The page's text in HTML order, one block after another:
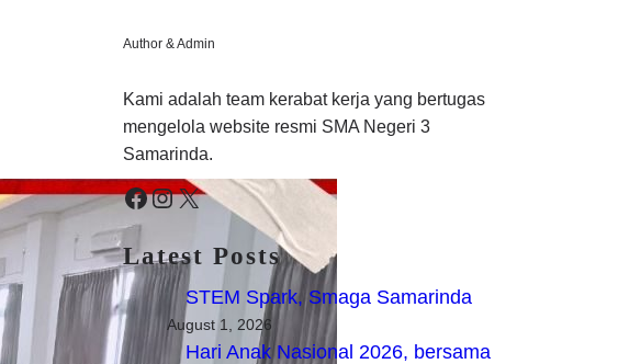
Author & Admin
Kami adalah team kerabat kerja yang bertugas
mengelola website resmi SMA Negeri 3
Samarinda.
Facebook InstagramX
Latest Posts
STEM Spark, Smaga Samarinda
August 1, 2026
Hari Anak Nasional 2026, bersama